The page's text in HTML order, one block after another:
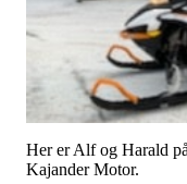
Her er Alf og Harald
Kajander Motor.